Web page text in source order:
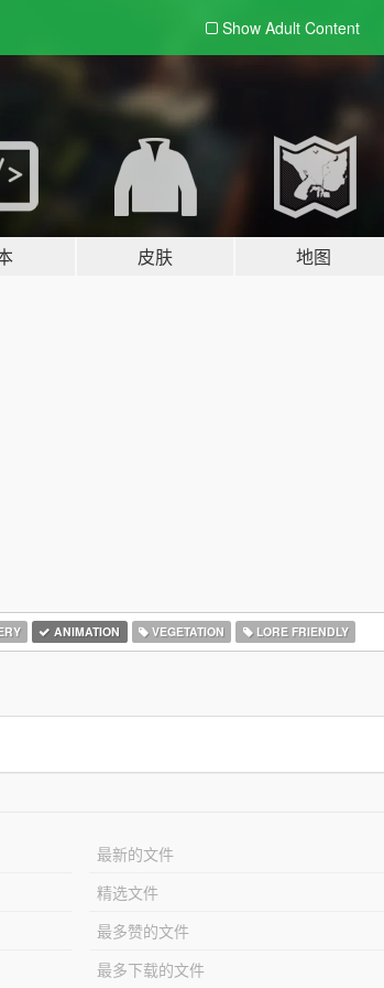
Show Adult Content
皮肤 地图
ANIMATION VEGETATION LORE FRIENDLY
最新的文件
精选文件
最多赞的文件
最多下载的文件